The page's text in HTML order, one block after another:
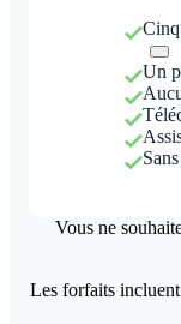
Cinq
Un
Vous ne
Les forfaits